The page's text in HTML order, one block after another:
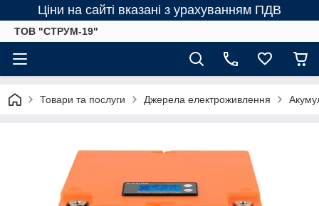
Ціни на сайті вказані з урахуванням ПДВ
ТОВ "СТРУМ-19"
Товари та послуги Джерела електроживлення